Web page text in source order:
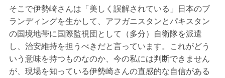
そこで伊勢崎さんは「美しく誤解されている」日本のブ
ランディングを生かして、アフガニスタンとパキスタン
の国境地帯に国際監視団として（多分）自衛隊を派遣
し、治安維持を担うべきだと言っています。これがどう
いう意味を持つものなのか、今の私には判断できません
が、現場を知っている伊勢崎さんの直感的な自信がある